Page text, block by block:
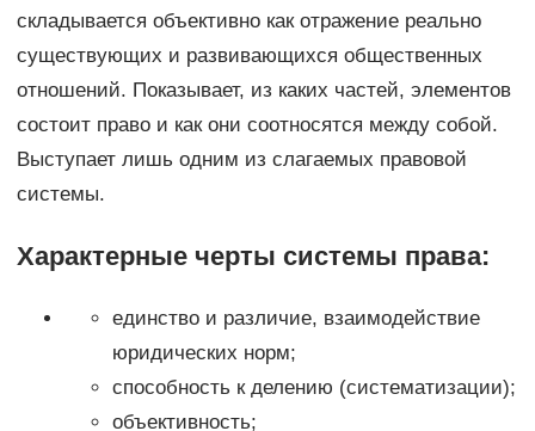
складывается объективно как отражение реально
существующих и развивающихся общественных
отношений. Показывает, из каких частей, элементов
состоит право и как они соотносятся между собой.
Выступает лишь одним из слагаемых правовой
системы.
Характерные черты системы права:
единство и различие, взаимодействие
юридических норм;
способность к делению (систематизации);
объективность;